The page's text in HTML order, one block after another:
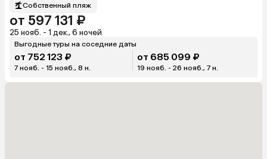
Собственный пляж
от 597 131 ₽
25 нояб. - 1 дек., 6 ночей
Выгодные туры на соседние даты
от 752 123 ₽
7 нояб. - 15 нояб., 8 н.
от 685 099 ₽
19 нояб. - 26 нояб., 7 н.